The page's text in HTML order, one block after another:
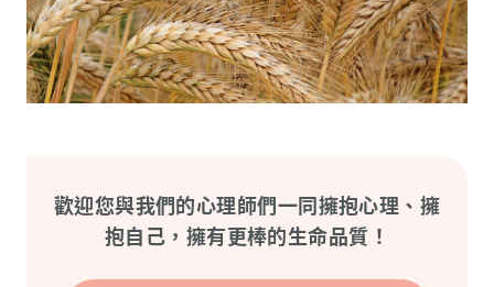
歡迎您與我們的心理師們一同擁抱心理、擁
抱自己，擁有更棒的生命品質！